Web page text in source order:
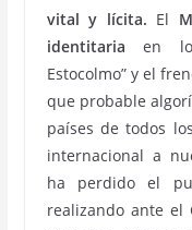
vital y lícita. El
identitaria en
Estocolmo” y el
que probable
países de todos
internacional a
ha perdido el
realizando ante el